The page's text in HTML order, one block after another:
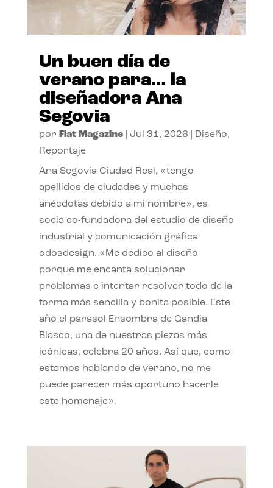
Un buen día de
verano para… la
diseñadora Ana
Segovia
por Flat Magazine| Jul 31, 2026 Diseño,
Reportaje
Ana Segovia Ciudad Real, «tengo
apellidos de ciudades y muchas
anécdotas debido a mi nombre», es
socia co-fundadora del estudio de diseño
industrial y comunicación gráfica
odosdesign. «Me dedico al diseño
porque me encanta solucionar
problemas e intentar resolver todo de la
forma más sencilla y bonita posible. Este
año el parasol Ensombra de Gandia
Blasco, una de nuestras piezas más
icónicas, celebra 20 años. Así que, como
estamos hablando de verano, no me
puede parecer más oportuno hacerle
este homenaje».